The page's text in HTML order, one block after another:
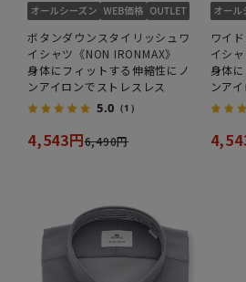
ボタンダウンスタイリッシュワ
イシャツ《NON IRONMAX》
身体にフィットする伸縮性にノ
ンアイロンでストレスレス
5.0 （1）
4,543円6,490円
ワイ
イシ
身体
ンア